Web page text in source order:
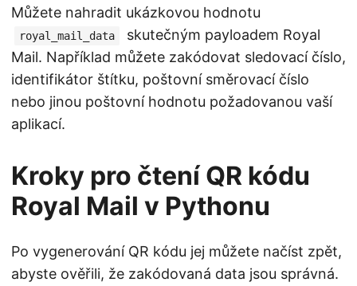
Můžete nahradit ukázkovou hodnotu
royal_mail_data
skutečným payloadem Royal
Mail. Například můžete zakódovat sledovací číslo,
identifikátor štítku, poštovní směrovací číslo
nebo jinou poštovní hodnotu požadovanou vaší
aplikací.
Kroky pro čtení QR kódu
Royal Mail v Pythonu
Po vygenerování QR kódu jej můžete načíst zpět,
abyste ověřili, že zakódovaná data jsou správná.